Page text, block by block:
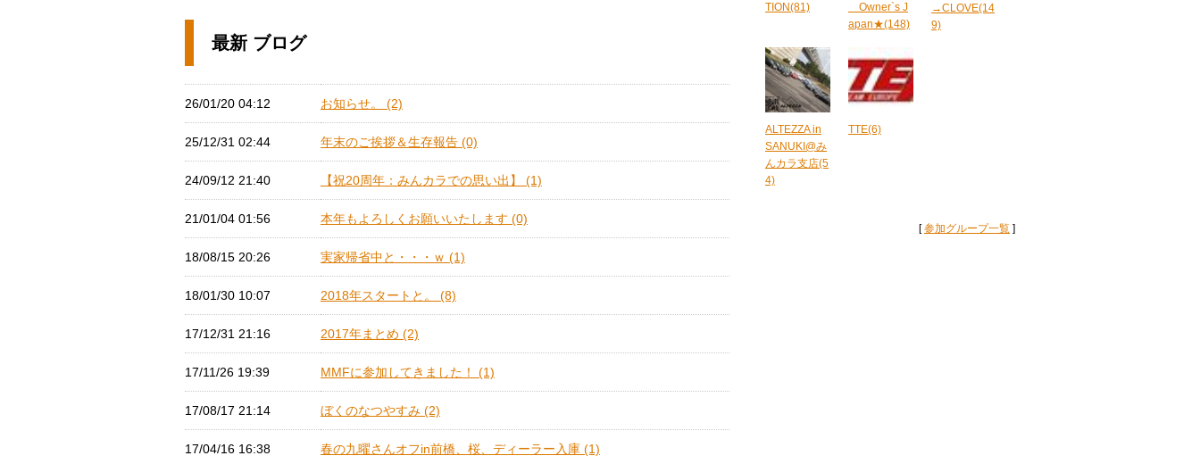
TION(81)
Owner`s J
apan★(148)
→CLOVE(14
9)
ALTEZZA in
SANUKI@み
んカラ支店(5
4)
TTE(6)
[参加グループ一覧 ]
最新 ブログ
26/01/20 04:12 お知らせ。 (2)
25/12/31 02:44 年末のご挨拶＆生存報告 (0)
24/09/12 21:40 【祝20周年：みんカラでの思い出】 (1)
21/01/04 01:56 本年もよろしくお願いいたします (0)
18/08/15 20:26 実家帰省中と・・・ｗ (1)
18/01/30 10:07 2018年スタートと。 (8)
17/12/31 21:16 2017年まとめ (2)
17/11/26 19:39 MMFに参加してきました！ (1)
17/08/17 21:14 ぼくのなつやすみ (2)
17/04/16 16:38 春の九曜さんオフin前橋、桜、ディーラー入庫 (1)